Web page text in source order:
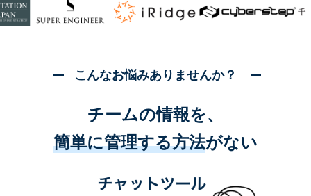
こんなお悩みありませんか？
チームの情報を、
簡単に管理する方法がない